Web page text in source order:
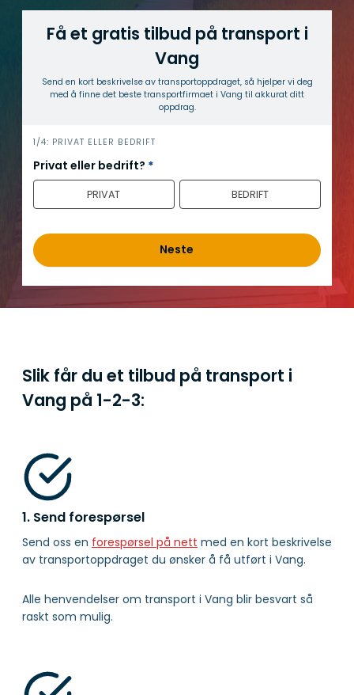
Få et gratis tilbud på transport i
Vang
Send en kort beskrivelse av transport­oppdraget, så hjelper vi deg
med å finne det beste transport­firmaet i Vang til akkurat ditt
oppdrag.
h
e
r
1/4: PRIVAT ELLER BEDRIFT
Privat eller bedrift? *
PRIVAT BEDRIFT
Neste
Slik får du et tilbud på transport i
Vang på 1-2-3:
1. Send forespørsel
Send oss en forespørsel på nett med en kort beskrivelse
av transportoppdraget du ønsker å få utført i Vang.
Alle henvendelser om transport i Vang blir besvart så
raskt som mulig.